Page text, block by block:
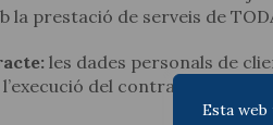
Esta
la prestació de serveis de
les dades personals de
del contracte de